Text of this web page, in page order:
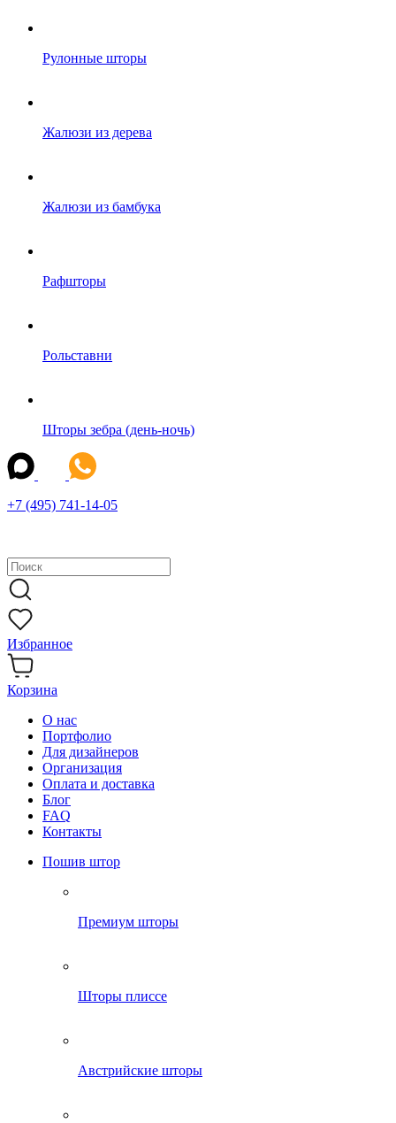
Рулонные шторы
Жалюзи из дерева
Жалюзи из бамбука
Рафшторы
Рольставни
Шторы зебра (день-ночь)
+7 (495) 741-14-05
Избранное
Корзина
О нас
Портфолио
Для дизайнеров
Организация
Оплата и доставка
Блог
FAQ
Контакты
Пошив штор
Премиум шторы
Шторы плиссе
Австрийские шторы